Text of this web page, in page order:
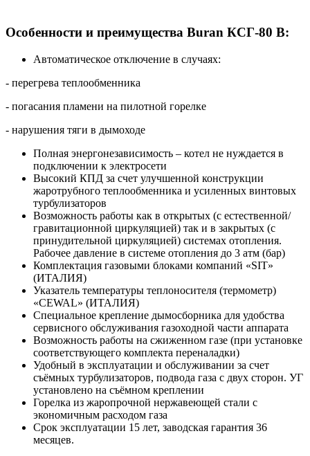
Особенности и преимущества Buran КСГ-80 В:
Автоматическое отключение в случаях:
- перегрева теплообменника
- погасания пламени на пилотной горелке
- нарушения тяги в дымоходе
Полная энергонезависимость – котел не нуждается в
подключении к электросети
Высокий КПД за счет улучшенной конструкции
жаротрубного теплообменника и усиленных винтовых
турбулизаторов
Возможность работы как в открытых (с естественной/
гравитационной циркуляцией) так и в закрытых (с
принудительной циркуляцией) системах отопления.
Рабочее давление в системе отопления до 3 атм (бар)
Комплектация газовыми блоками компаний «SIT»
(ИТАЛИЯ)
Указатель температуры теплоносителя (термометр)
«CEWAL» (ИТАЛИЯ)
Специальное крепление дымосборника для удобства
сервисного обслуживания газоходной части аппарата
Возможность работы на сжиженном газе (при установке
соответствующего комплекта переналадки)
Удобный в эксплуатации и обслуживании за счет
съёмных турбулизаторов, подвода газа с двух сторон. УГ
установлено на съёмном креплении
Горелка из жаропрочной нержавеющей стали с
экономичным расходом газа
Срок эксплуатации 15 лет, заводская гарантия 36
месяцев.